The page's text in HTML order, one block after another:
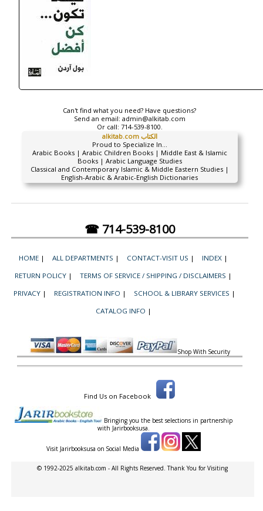
Can't find what you need? Have questions?
Send an email: admin@alkitab.com
Or call: 714-539-8100.
alkitab.com الكتاب
Proud to Specialize In...
Arabic Books | Arabic Children Books | Middle East & Islamic
Books | Arabic Language Studies
Classical and Contemporary Islamic & Middle Eastern Studies |
English-Arabic & Arabic-English Dictionaries
☎ 714-539-8100
HOME | ALL DEPARTMENTS | CONTACT-VISIT US | INDEX |
RETURN POLICY | TERMS OF SERVICE / SHIPPING / DISCLAIMERS |
PRIVACY | REGISTRATION INFO | SCHOOL & LIBRARY SERVICES |
CATALOG INFO |
Shop With Security
Find Us on Facebook
Bringing you the best selections in partnership
with Jarirbooksusa.
Visit Jarirbooksusa on Social Media
© 1992-2025 alkitab.com - All Rights Reserved. Thank You for Visiting